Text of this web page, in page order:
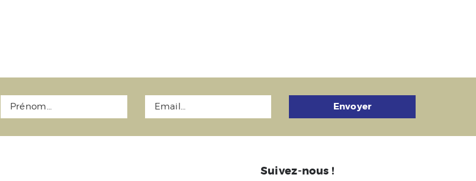
Envoyer
Suivez-nous !